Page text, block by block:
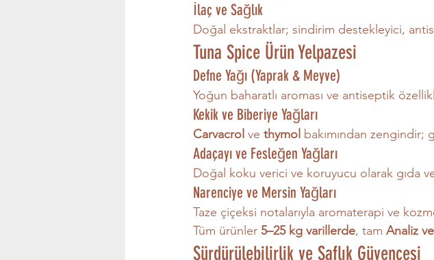
İlaç ve Sağlık
Doğal ekstraktlar; sindirim destekleyici,
Tuna Spice Ürün Yelpazesi
Defne Yağı (Yaprak & Meyve)
Yoğun baharatlı aroması ve antiseptik
Kekik ve Biberiye Yağları
Carvacrol ve thymol bakımından
Adaçayı ve Fesleğen Yağları
Doğal koku verici ve koruyucu olarak gıda
Narenciye ve Mersin Yağları
Taze çiçeksi notalarıyla aromaterapi ve
Tüm ürünler 5–25 kg varillerde, tam Analiz
Sürdürülebilirlik ve Saflık Güvencesi